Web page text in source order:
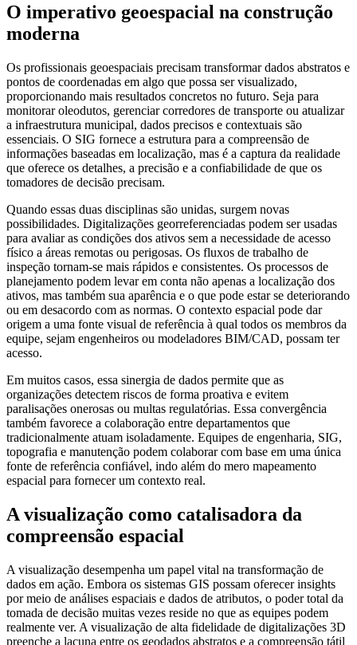
O imperativo geoespacial na construção
moderna
Os profissionais geoespaciais precisam transformar dados abstratos e
pontos de coordenadas em algo que possa ser visualizado,
proporcionando mais resultados concretos no futuro. Seja para
monitorar oleodutos, gerenciar corredores de transporte ou atualizar
a infraestrutura municipal, dados precisos e contextuais são
essenciais. O SIG fornece a estrutura para a compreensão de
informações baseadas em localização, mas é a captura da realidade
que oferece os detalhes, a precisão e a confiabilidade de que os
tomadores de decisão precisam.
Quando essas duas disciplinas são unidas, surgem novas
possibilidades. Digitalizações georreferenciadas podem ser usadas
para avaliar as condições dos ativos sem a necessidade de acesso
físico a áreas remotas ou perigosas. Os fluxos de trabalho de
inspeção tornam-se mais rápidos e consistentes. Os processos de
planejamento podem levar em conta não apenas a localização dos
ativos, mas também sua aparência e o que pode estar se deteriorando
ou em desacordo com as normas. O contexto espacial pode dar
origem a uma fonte visual de referência à qual todos os membros da
equipe, sejam engenheiros ou modeladores BIM/CAD, possam ter
acesso.
Em muitos casos, essa sinergia de dados permite que as
organizações detectem riscos de forma proativa e evitem
paralisações onerosas ou multas regulatórias. Essa convergência
também favorece a colaboração entre departamentos que
tradicionalmente atuam isoladamente. Equipes de engenharia, SIG,
topografia e manutenção podem colaborar com base em uma única
fonte de referência confiável, indo além do mero mapeamento
espacial para fornecer um contexto real.
A visualização como catalisadora da
compreensão espacial
A visualização desempenha um papel vital na transformação de
dados em ação. Embora os sistemas GIS possam oferecer insights
por meio de análises espaciais e dados de atributos, o poder total da
tomada de decisão muitas vezes reside no que as equipes podem
realmente ver. A visualização de alta fidelidade de digitalizações 3D
preenche a lacuna entre os geodados abstratos e a compreensão tátil